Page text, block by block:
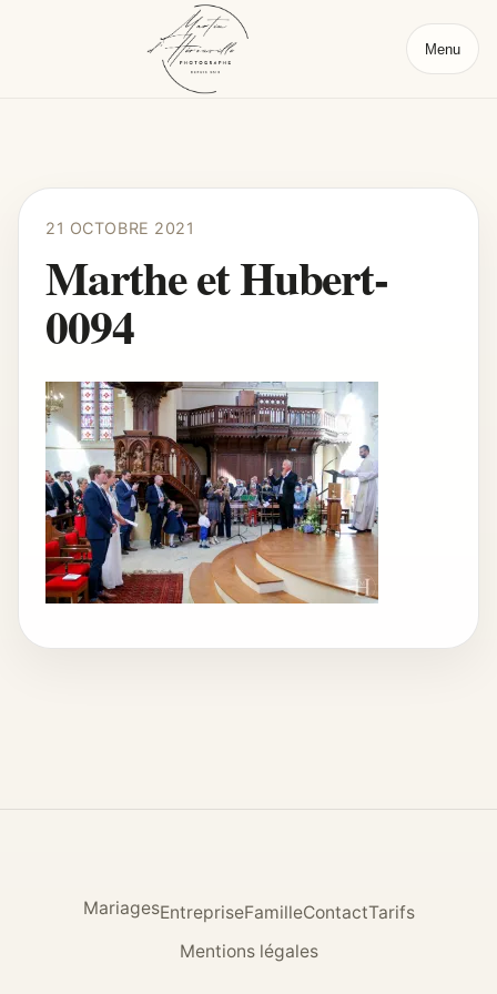
Menu
21 OCTOBRE 2021
Marthe et Hubert-
0094
MariagesEntrepriseFamilleContactTarifs
Mentions légales